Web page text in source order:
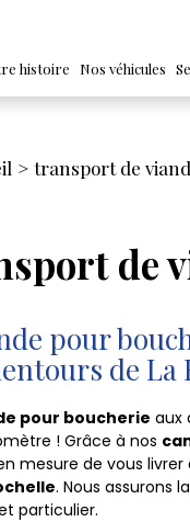
histoire Nos véhicules
transport de
de
pour
de La
pour boucherie aux
! Grâce à nos
mesure de vous
. Nous assurons la
particulier.